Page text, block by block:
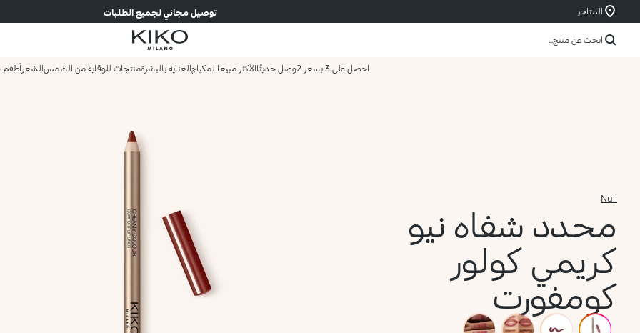
توصيل مجاني لجميع الطلبات المتاجر
ابحث عن منتج...
احصل على 3 بسعر 2 وصل حديثًاالأكثر مبيعاالمكياجالعناية بالبشرةمنتجات للوقاية من الشمسالشعرأطقم
Null
محدد شفاه نيو
كريمي كولور
كومفورت